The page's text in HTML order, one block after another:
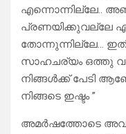
എന്നൊന്നില്ലേ..
പ്രണയിക്കുവല്ലേ
തോന്നുന്നില്ലേ…
സാഹചര്യം ഒത്തു
നിങ്ങൾക്ക് പേടി
നിങ്ങടെ ഇഷ്ടം ”
അമർഷത്തോടെ